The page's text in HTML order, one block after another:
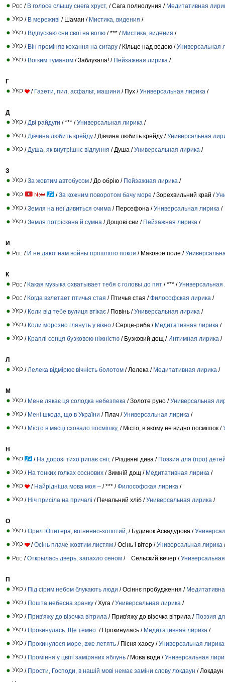
/ В голосе слышу снега хруст, / Сага полнолуния / Медитативная
/ В мереживі / Шаман / Мистика, видения /
/ Відпускаю сни свої на волю / *** / Мистика, видения /
/ Він проміняв кохання на сигару / Кільце над водою /Универсальная
/ Вогким туманом / Заблукала! / Пейзажная лирика /
Г
/ Газети, пил, асфальт, машини / Пух /Универсальная лирика /
Д
/ Дві райдуги / *** /Универсальная лирика /
/ Дівчина любить крейду / Дівчина любить крейду /Универсальная
/ Душа, як внутрішнє відлуння / Душа /Универсальная лирика /
З
/За жовтим автобусом / До обрію / Пейзажная лирика /
/За кожним поворотом бачу море / Зорехвильний край /
/Земля на неї дивиться очима / Персефона /Универсальная лирика /
/Земля потріскана й сумна / Дощові сни / Пейзажная лирика /
И
/ И не дают нам войны прошлого покоя / Маковое поле /
К
/ Какая музыка охватывает тебя с головы до пят / *** /Универсальная
/ Когда взлетает птичья стая / Птичья стая /Философская лирика /
/ Коли від тебе вулиця втікає / Повінь /Универсальная лирика /
/ Коли морозно глянуть у вікно / Серце-риба / Медитативная лирика /
/ Краплі сонця бузковою ніжністю / Бузковий дощ / Интимная лирика /
Л
/ Лелека відмірює вічність болотом / Лелека / Медитативная лирика /
М
/ Мене лякає ця солодка небезпека / Золоте руно /Универсальная
/ Мені шкода, що в України / Плач /Универсальная лирика /
/ Місто в масці сховало посмішку, / Місто, в якому не видно посмішок /
Н
/ На дорозі тихо рипає сніг, / Різдвяні дива / Поэзия для (про)
/ На тонких голках соснових / Зимній дощ / Медитативная лирика /
/ Найрідніша мова моя – / *** /Философская лирика /
/ Ніч присіла на причалі / Печальний хліб /Универсальная лирика /
О
/Орел Юпитера, вогненно-золотий, / Будинок Асвадурова /
/Осінь плаче жовтим листям / Осінь і вітер /Универсальная лирика /
/Открылась дверь, запахло сеном / Сельский вечер /
П
/ Під сірим небом блукають люди / Осіннє пробудження /
/ Пошта небесна зранку / Хуга /Универсальная лирика /
/ Прив'яжу до візочка вітрила / Прив'яжу до візочка вітрила / Поэзия
/ Прокинулась. Ще темно. / Прокинулась / Медитативная лирика /
/ Прокинулося море, вже летять / Пісня хаосу /Универсальная лирика
/ Проміння у цвіті заміряних яблунь / Мова води /Универсальная
/ Прости, Господи, в нашій мові немає заміни слову локдаун /